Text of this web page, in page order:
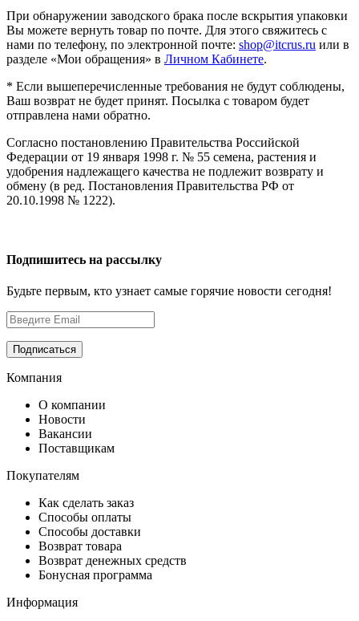
При обнаружении заводского брака после вскрытия упаковки
Вы можете вернуть товар по почте. Для этого свяжитесь с
нами по телефону, по электронной почте: shop@itcrus.ru или в
разделе «Мои обращения» в Личном Кабинете.
* Если вышеперечисленные требования не будут соблюдены,
Ваш возврат не будет принят. Посылка с товаром будет
отправлена нами обратно.
Согласно постановлению Правительства Российской
Федерации от 19 января 1998 г. № 55 семена, растения и
удобрения надлежащего качества не подлежит возврату и
обмену (в ред. Постановления Правительства РФ от
20.10.1998 № 1222).
Подпишитесь на рассылку
Будьте первым, кто узнает самые горячие новости сегодня!
Компания
О компании
Новости
Вакансии
Поставщикам
Покупателям
Как сделать заказ
Способы оплаты
Способы доставки
Возврат товара
Возврат денежных средств
Бонусная программа
Информация